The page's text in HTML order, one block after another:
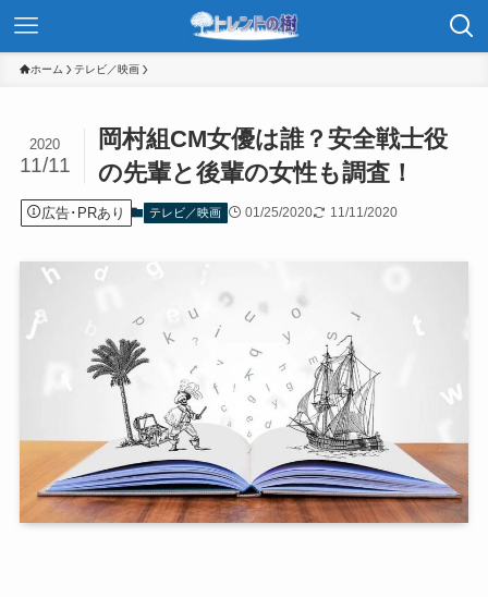
ホーム テレビ／映画
岡村組CM女優は誰？安全戦士役
の先輩と後輩の女性も調査！
2020
11/11
広告･PRあり テレビ／映画 01/25/2020 11/11/2020